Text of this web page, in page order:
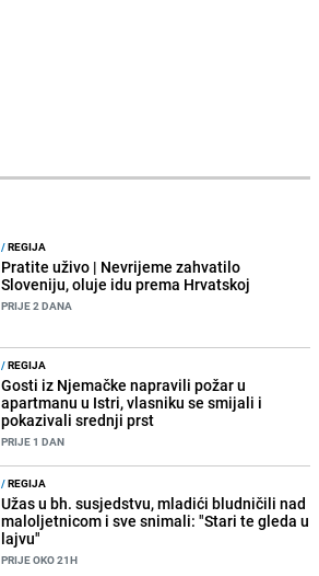
/REGIJA
Pratite uživo | Nevrijeme zahvatilo
Sloveniju, oluje idu prema Hrvatskoj
PRIJE 2 DANA
/REGIJA
Gosti iz Njemačke napravili požar u
apartmanu u Istri, vlasniku se smijali i
pokazivali srednji prst
PRIJE 1 DAN
/REGIJA
Užas u bh. susjedstvu, mladići bludničili nad
maloljetnicom i sve snimali: "Stari te gleda u
lajvu"
PRIJE OKO 21H